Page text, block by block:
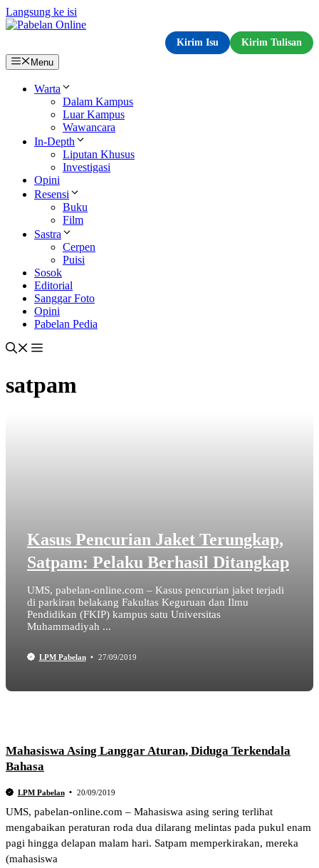
Langsung ke isi
Kirim Isu
Kirim Tulisan
Menu
Warta
Dalam Kampus
Luar Kampus
Wawancara
In-Depth
Liputan Khusus
Investigasi
Opini
Resensi
Buku
Film
Sastra
Cerpen
Puisi
Sosok
Editorial
Sanggar Foto
Opini
Pabelan Pedia
satpam
Kasus Pencurian Jaket Terungkap,
Satpam: Pelaku Berhasil Ditangkap
UMS, pabelan-online.com – Kasus pencurian jaket terjadi
di parkiran belakang Fakultas Keguruan dan Ilmu
Pendidikan (FKIP) kampus satu Universitas
Muhammadiyah ...
LPM Pabelan 27/09/2019
Mahasiswa Asing Langgar Aturan, Diduga Terkendala
Bahasa
LPM Pabelan 20/09/2019
UMS, pabelan-online.com – Mahasiswa asing sering terlihat
mengabaikan peraturan roda dua dilarang melintas pada pukul enam
pagi hingga delapan malam hari. Satpam memperkirakan, mereka
(mahasiswa